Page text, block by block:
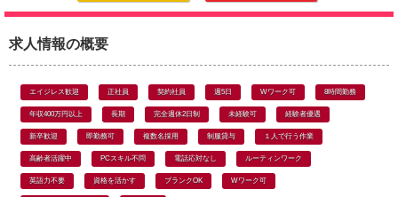
求人情報の概要
エイジレス歓迎 正社員 契約社員 週5日 Wワーク可 8時間勤務
年収400万円以上 長期 完全週休2日制 未経験可 経験者優遇
新卒歓迎 即勤務可 複数名採用 制服貸与 １人で行う作業
高齢者活躍中 PCスキル不問 電話応対なし ルーティンワーク
英語力不要 資格を活かす ブランクOK Wワーク可